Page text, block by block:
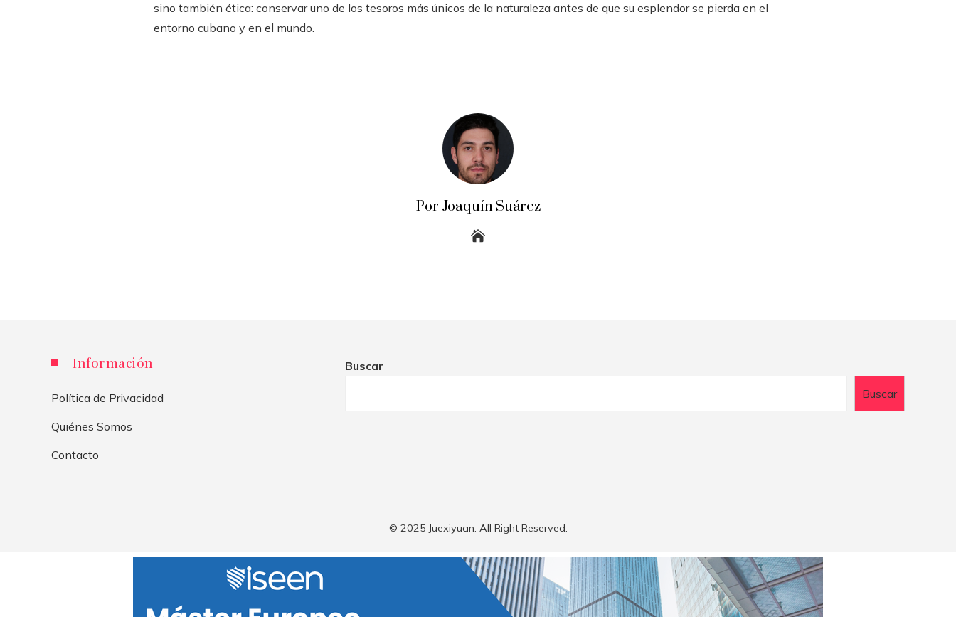
sino también ética: conservar uno de los tesoros más únicos de la naturaleza antes de que su esplendor se pierda en el
entorno cubano y en el mundo.
Por Joaquín Suárez
Información
Política de Privacidad
Quiénes Somos
Contacto
Buscar
Buscar
© 2025 Juexiyuan. All Right Reserved.